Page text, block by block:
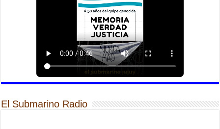
El Submarino Radio